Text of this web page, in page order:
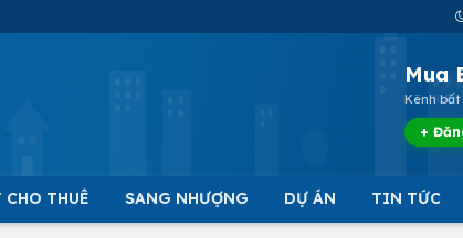
Mua
Kênh
+
THUÊ SANG NHƯỢNG DỰ ÁN TIN TỨC